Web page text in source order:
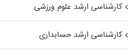
کارشناسی ارشد علوم ورزشی
کارشناسی ارشد حسابداری